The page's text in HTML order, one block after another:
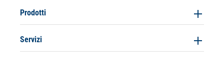
Prodotti
Servizi